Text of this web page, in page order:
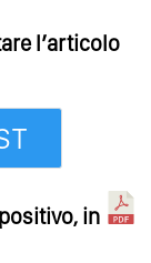
l’articolo
in